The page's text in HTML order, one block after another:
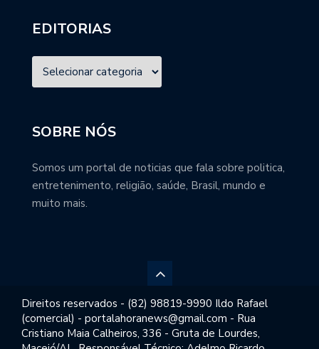
EDITORIAS
SOBRE NÓS
Somos um portal de noticias que fala sobre politica,
entretenimento, religião, saúde, Brasil, mundo e
muito mais.
Direitos reservados - (82) 98819-9990 Ildo Rafael
(comercial) - portalahoranews@gmail.com - Rua
Cristiano Maia Calheiros, 336 - Gruta de Lourdes,